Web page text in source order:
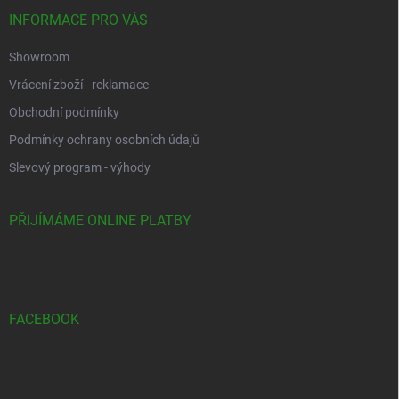
INFORMACE PRO VÁS
Showroom
Vrácení zboží - reklamace
Obchodní podmínky
Podmínky ochrany osobních údajů
Slevový program - výhody
PŘIJÍMÁME ONLINE PLATBY
FACEBOOK